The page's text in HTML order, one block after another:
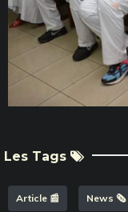
Les Tags
Article 📰 News 🗞️